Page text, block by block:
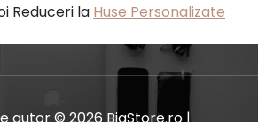
Reduceri la Huse Personalizate